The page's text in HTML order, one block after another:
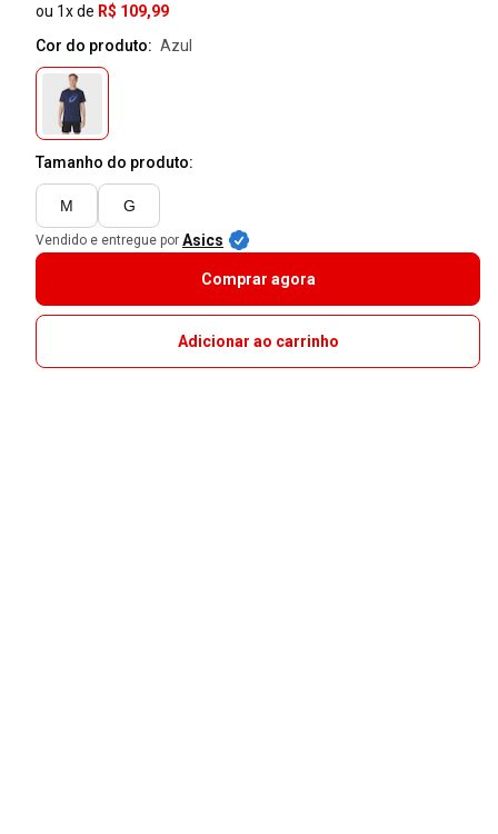
ou 1x de R$ 109,99
Cor do produto:
azul
Tamanho do produto:
M G
Vendido e entregue por Asics
Comprar agora
Adicionar ao carrinho